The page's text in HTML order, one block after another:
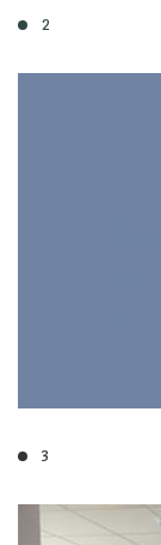
2
3